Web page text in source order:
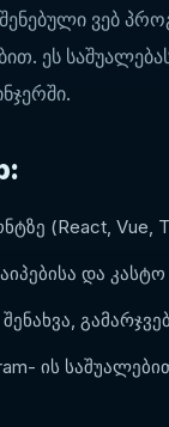
ვებ
ეს
(React, Vue,
და
ის